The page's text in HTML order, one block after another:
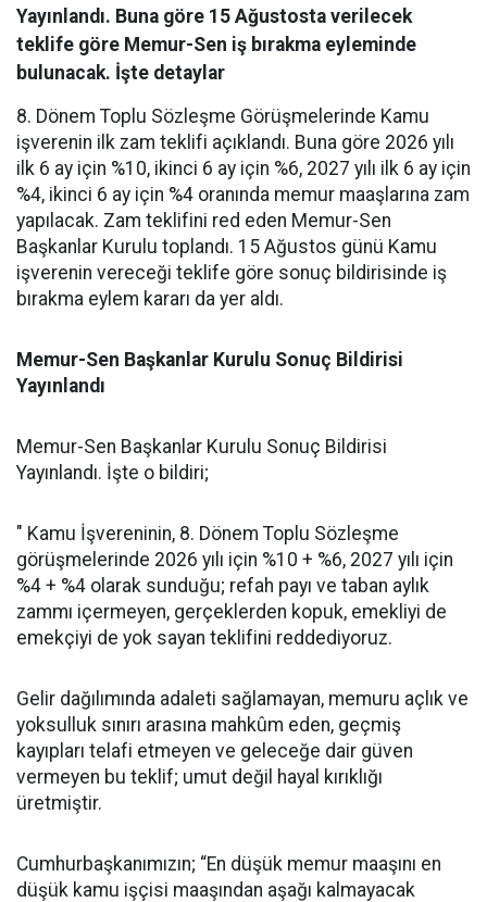
Yayınlandı. Buna göre 15 Ağustosta verilecek
teklife göre Memur-Sen iş bırakma eyleminde
bulunacak. İşte detaylar
8. Dönem Toplu Sözleşme Görüşmelerinde Kamu
işverenin ilk zam teklifi açıklandı. Buna göre 2026 yılı
ilk 6 ay için %10, ikinci 6 ay için %6, 2027 yılı ilk 6 ay için
%4, ikinci 6 ay için %4 oranında memur maaşlarına zam
yapılacak. Zam teklifini red eden Memur-Sen
Başkanlar Kurulu toplandı. 15 Ağustos günü Kamu
işverenin vereceği teklife göre sonuç bildirisinde iş
bırakma eylem kararı da yer aldı.
Memur-Sen Başkanlar Kurulu Sonuç Bildirisi
Yayınlandı
Memur-Sen Başkanlar Kurulu Sonuç Bildirisi
Yayınlandı. İşte o bildiri;
" Kamu İşvereninin, 8. Dönem Toplu Sözleşme
görüşmelerinde 2026 yılı için %10 + %6, 2027 yılı için
%4 + %4 olarak sunduğu; refah payı ve taban aylık
zammı içermeyen, gerçeklerden kopuk, emekliyi de
emekçiyi de yok sayan teklifini reddediyoruz.
Gelir dağılımında adaleti sağlamayan, memuru açlık ve
yoksulluk sınırı arasına mahkûm eden, geçmiş
kayıpları telafi etmeyen ve geleceğe dair güven
vermeyen bu teklif; umut değil hayal kırıklığı
üretmiştir.
Cumhurbaşkanımızın; “En düşük memur maaşını en
düşük kamu işçisi maaşından aşağı kalmayacak